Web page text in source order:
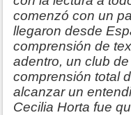
comenzó con un
llegaron desde
comprensión de
adentro, un club
comprensión total
alcanzar un
Cecilia Horta fue